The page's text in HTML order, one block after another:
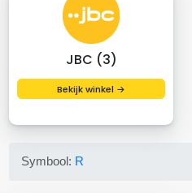
JBC (3)
Bekijk winkel →
Symbool: R